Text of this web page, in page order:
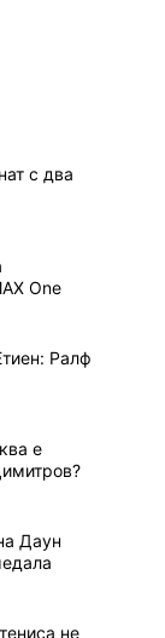
с два
One
Ралф
е
Даун
не